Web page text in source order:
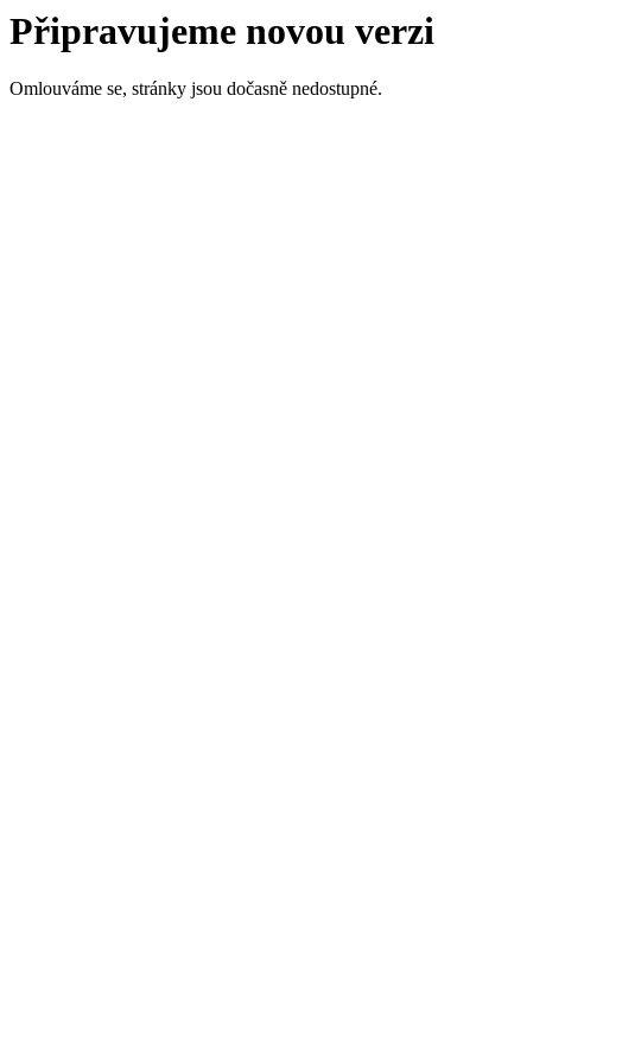
Připravujeme novou verzi
Omlouváme se, stránky jsou dočasně nedostupné.